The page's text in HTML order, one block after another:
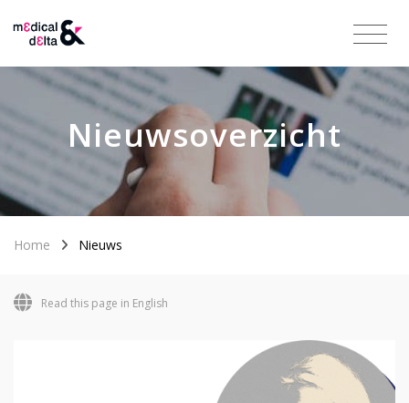
Nieuwsoverzicht
Home Nieuws
Read this page in English